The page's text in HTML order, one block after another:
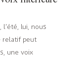
lui, nous
relatif peut
une voix